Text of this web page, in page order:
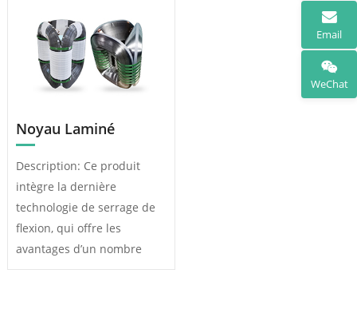
d’alliage amorphe
monophasé immergés dans
l’huile, noyaux de
transformateur d’alliage
noyaux de transformateur
d’alliage amorphe
souterrains pour
lampadaires, noyaux de
transformateur d’alliage
amorphe combinés à la
magnétique triphasé est
symétrique. Le noyau
enroulé tridimensionnel est
Noyau Laminé
Description: Ce produit
intègre la dernière
technologie de serrage de
flexion, qui offre les
avantages d’un nombre
réduit de pièces, d’une
Email
WeChat